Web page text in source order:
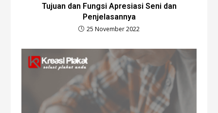
Tujuan dan Fungsi Apresiasi Seni dan
Penjelasannya
25 November 2022